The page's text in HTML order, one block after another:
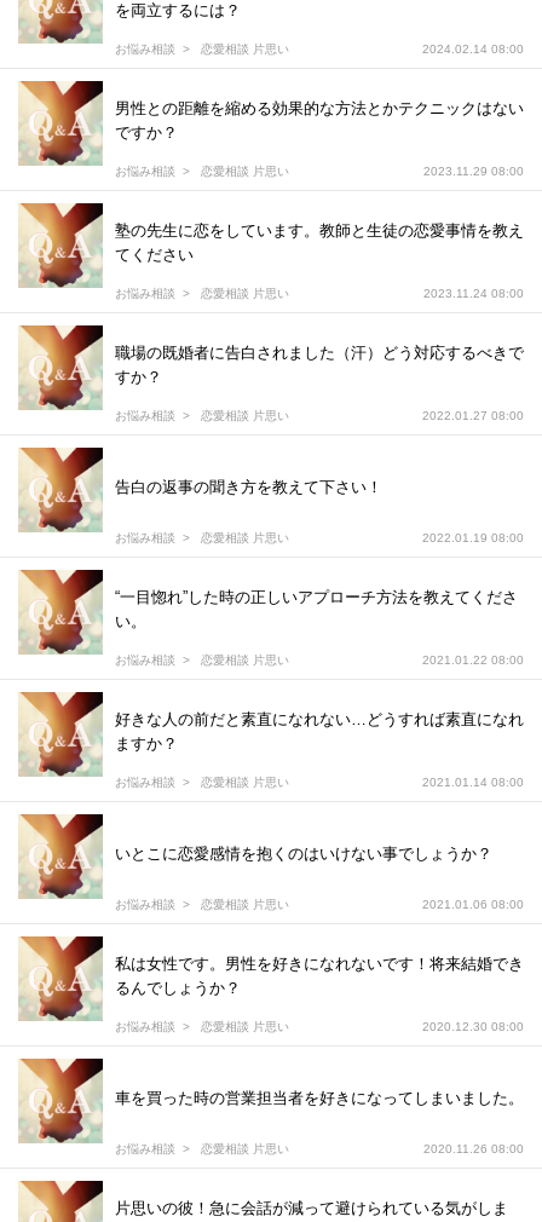
を両立するには？
お悩み相談 恋愛相談 片思い 2024.02.14 08:00
男性との距離を縮める効果的な方法とかテクニックはない
ですか？
お悩み相談 恋愛相談 片思い 2023.11.29 08:00
塾の先生に恋をしています。教師と生徒の恋愛事情を教え
てください
お悩み相談 恋愛相談 片思い 2023.11.24 08:00
職場の既婚者に告白されました（汗）どう対応するべきで
すか？
お悩み相談 恋愛相談 片思い 2022.01.27 08:00
告白の返事の聞き方を教えて下さい！
お悩み相談 恋愛相談 片思い 2022.01.19 08:00
“一目惚れ”した時の正しいアプローチ方法を教えてくださ
い。
お悩み相談 恋愛相談 片思い 2021.01.22 08:00
好きな人の前だと素直になれない…どうすれば素直になれ
ますか？
お悩み相談 恋愛相談 片思い 2021.01.14 08:00
いとこに恋愛感情を抱くのはいけない事でしょうか？
お悩み相談 恋愛相談 片思い 2021.01.06 08:00
私は女性です。男性を好きになれないです！将来結婚でき
るんでしょうか？
お悩み相談 恋愛相談 片思い 2020.12.30 08:00
車を買った時の営業担当者を好きになってしまいました。
お悩み相談 恋愛相談 片思い 2020.11.26 08:00
片思いの彼！急に会話が減って避けられている気がしま